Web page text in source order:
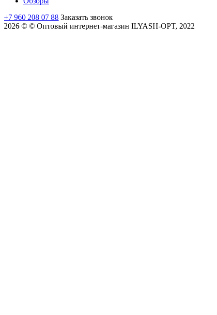
+7 960 208 07 88 Заказать звонок
2026 © © Оптовый интернет-магазин ILYASH-OPT, 2022